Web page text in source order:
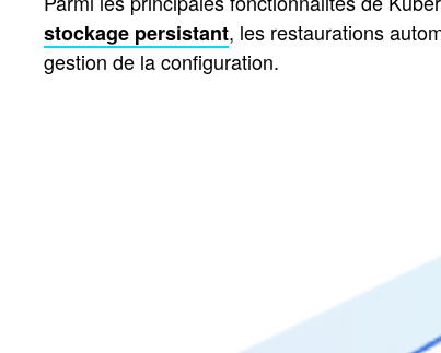
stockage persistant, les restaurations
gestion de la configuration.